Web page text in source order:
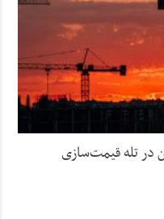
در تله قیمت‌سازی